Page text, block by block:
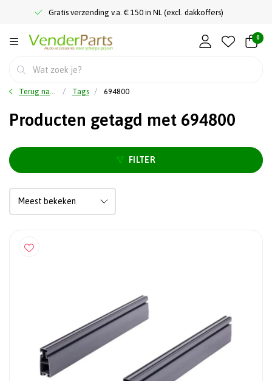
Gratis verzending v.a. € 150 in NL (excl. dakkoffers)
0
Terug naar home Tags 694800
Producten getagd met 694800
FILTER